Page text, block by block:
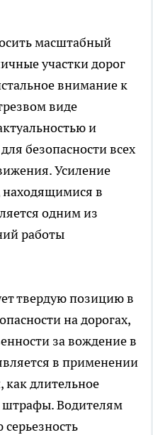
масштабный
участки дорог
внимание к
виде
и
безопасности всех
Усиление
находящимися в
одним из
работы
твердую позицию в
на дорогах,
за вождение в
в применении
как длительное
Водителям